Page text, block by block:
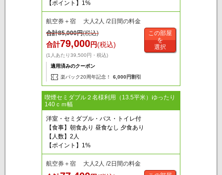
【ポイント】1%
航空券＋宿 大人2人 /2日間の料金
合計85,000円(税込)
合計79,000円(税込)
(1人あたり39,500円・税込)
適用済みのクーポン
楽パック20周年記念！
6,000円割引
この部屋
を
選択
喫煙セミダブル２名様利用（13.5平米）ゆったり
140ｃｍ幅
洋室・セミダブル・バス・トイレ付
【食事】朝食あり 昼食なし 夕食あり
【人数】2人
【ポイント】1%
航空券＋宿 大人2人 /2日間の料金